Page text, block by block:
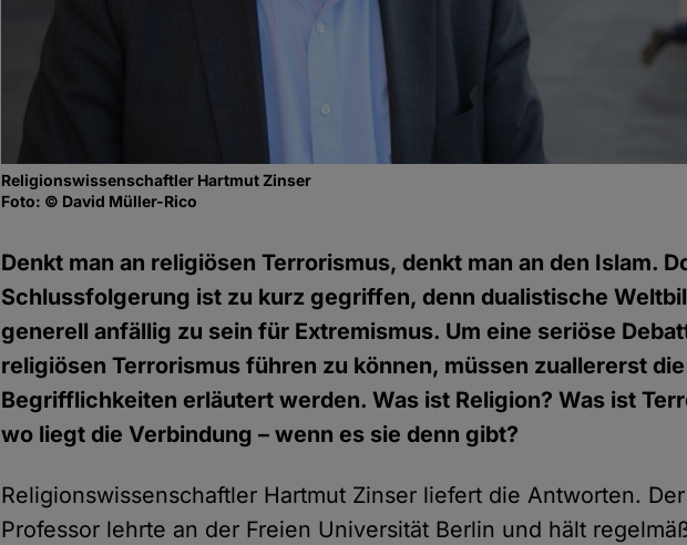
Religionswissenschaftler Hartmut Zinser
Foto: © David Müller-Rico
Denkt man an religiösen Terrorismus, denkt man an den Islam.
Schlussfolgerung ist zu kurz gegriffen, denn dualistische
generell anfällig zu sein für Extremismus. Um eine seriöse
religiösen Terrorismus führen zu können, müssen zuallererst die
Begrifflichkeiten erläutert werden. Was ist Religion? Was ist
wo liegt die Verbindung – wenn es sie denn gibt?
Religionswissenschaftler Hartmut Zinser liefert die Antworten.
Professor lehrte an der Freien Universität Berlin und hält